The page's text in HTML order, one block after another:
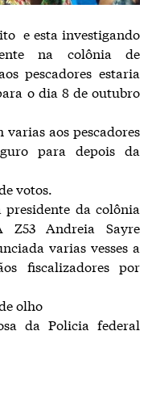
e esta investigando
na colônia de
pescadores estaria
o dia 8 de outubro
varias aos pescadores
para depois da
votos.
presidente da colônia
Z53 Andreia Sayre
varias vesses a
fiscalizadores por
olho
da Policia federal